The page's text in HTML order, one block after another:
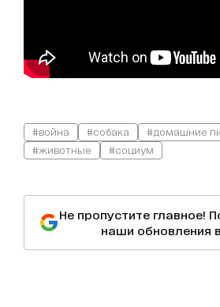
#война #собака
#домашние
#животные
#социум
Не пропустите главное!
наши обновления